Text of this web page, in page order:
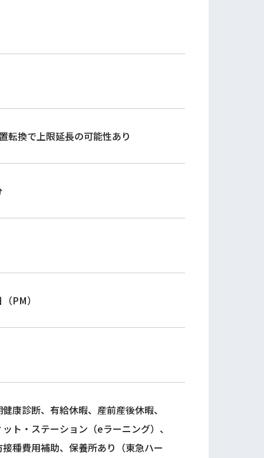
転換で上限延長の可能性あり
PM）
康診断、有給休暇、産前産後休暇、
ト・ステーション（eラーニング）、
種費用補助、保養所あり（東急ハー